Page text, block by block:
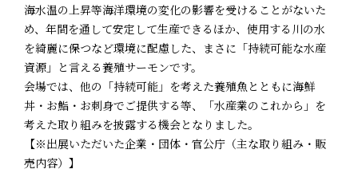
海水温の上昇等海洋環境の変化の影響を受けることがないた
め、年間を通して安定して生産できるほか、使用する川の水
を綺麗に保つなど環境に配慮した、まさに「持続可能な水産
資源」と言える養殖サーモンです。
会場では、他の「持続可能」を考えた養殖魚とともに海鮮
丼・お鮨・お刺身でご提供する等、「水産業のこれから」を
考えた取り組みを披露する機会となりました。
【※出展いただいた企業・団体・官公庁（主な取り組み・販
売内容）】